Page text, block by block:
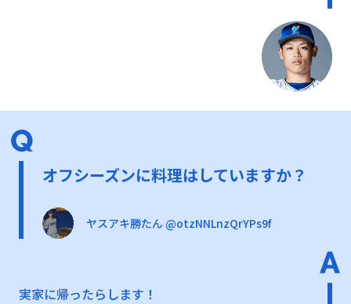
オフシーズンに料理はしていますか？
ヤスアキ勝たん @otzNNLnzQrYPs9f
実家に帰ったらします！